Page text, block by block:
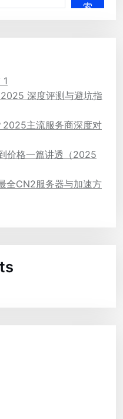
索
1
深度评测与避坑指
主流服务商深度对
价格一篇讲透（2025
全CN2服务器与加速方